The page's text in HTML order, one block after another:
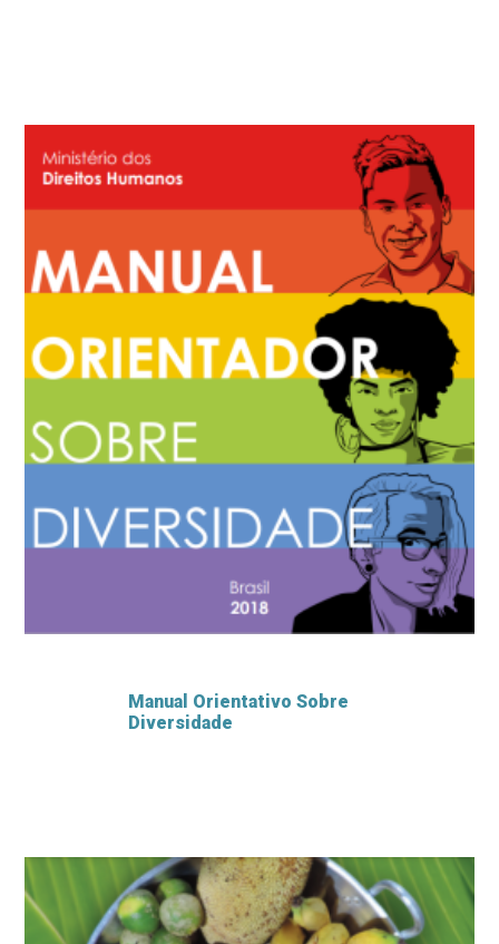
Manual Orientativo Sobre
Diversidade